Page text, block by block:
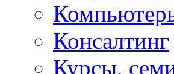
Консалтинг
Курсы,